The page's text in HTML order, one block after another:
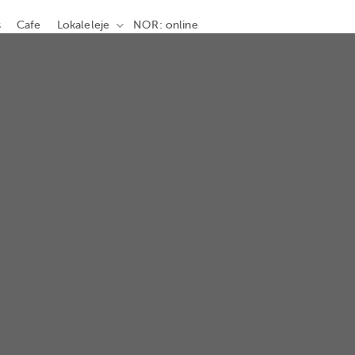
Cafe Lokaleleje NOR: online